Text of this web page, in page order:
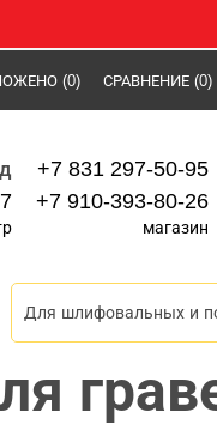
(0) СРАВНЕНИЕ (0)
+7 831 297-50-95
+7 910-393-80-26
магазин